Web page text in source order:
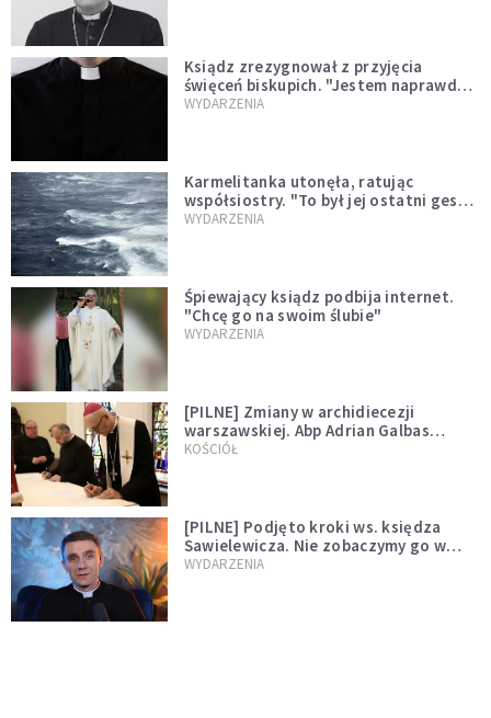
Ksiądz zrezygnował z przyjęcia
święceń biskupich. "Jestem naprawdę
niegodny"
WYDARZENIA
Karmelitanka utonęła, ratując
współsiostry. "To był jej ostatni gest
miłości"
WYDARZENIA
Śpiewający ksiądz podbija internet.
"Chcę go na swoim ślubie"
WYDARZENIA
[PILNE] Zmiany w archidiecezji
warszawskiej. Abp Adrian Galbas
wręczył dekrety nowym proboszczom
KOŚCIÓŁ
[PILNE] Podjęto kroki ws. księdza
Sawielewicza. Nie zobaczymy go w
mediach
WYDARZENIA